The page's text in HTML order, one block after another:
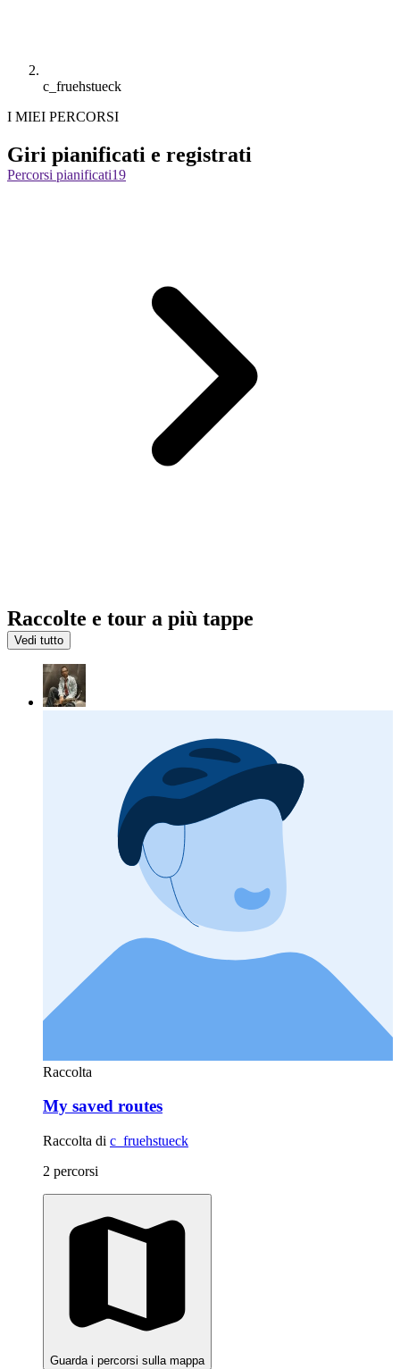
c_fruehstueck
I MIEI PERCORSI
Giri pianificati e registrati
Percorsi pianificati19
Raccolte e tour a più tappe
Vedi tutto
Raccolta
My saved routes
Raccolta di c_fruehstueck
2 percorsi
Guarda i percorsi sulla mappa